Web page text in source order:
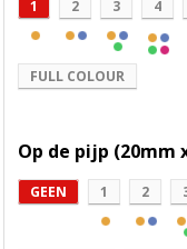
1 2 3 4
FULL COLOUR
Op de pijp (20mm
GEEN 1 2